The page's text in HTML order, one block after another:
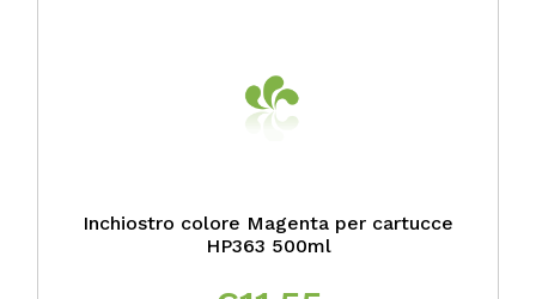
Inchiostro colore Magenta per cartucce
HP363 500ml